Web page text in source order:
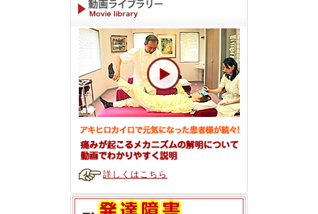
詳しくはこちら